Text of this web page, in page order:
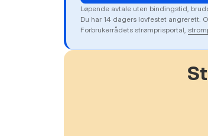
Løpende avtale uten bindingstid,
Du har 14 dagers lovfestet angrerett.
Forbrukerrådets strømprisportal,